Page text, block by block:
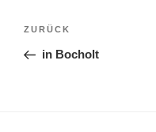
Beitragsnavigation
Vorheriger
Beitrag
ZURÜCK
in Bocholt